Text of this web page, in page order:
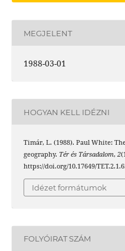
MEGJELENT
1988-03-01
HOGYAN KELL IDÉZNI
Timár, L. (1988). Paul White:
geography. Tér és Társadalom, 2
https://doi.org/10.17649/
Idézet formátumok
FOLYÓIRAT SZÁM